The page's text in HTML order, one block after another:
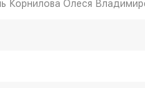
Корнилова Олеся